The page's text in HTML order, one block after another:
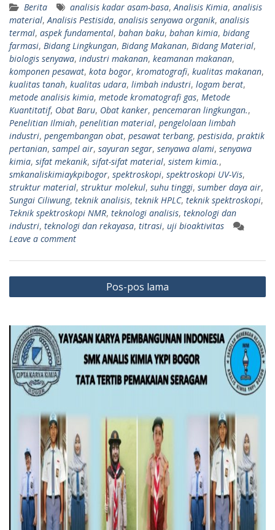
Berita analisis kadar asam-basa, Analisis Kimia, analisis
material, Analisis Pestisida, analisis senyawa organik, analisis
termal, aspek fundamental, bahan baku, bahan kimia, bidang
farmasi, Bidang Lingkungan, Bidang Makanan, Bidang Material,
biologis senyawa, industri makanan, keamanan makanan,
komponen pesawat, kota bogor, kromatografi, kualitas makanan,
kualitas tanah, kualitas udara, limbah industri, logam berat,
metode analisis kimia, metode kromatografi gas, Metode
Kuantitatif, Obat Baru, Obat kanker, pencemaran lingkungan.,
Penelitian Ilmiah, penelitian material, pengelolaan limbah
industri, pengembangan obat, pesawat terbang, pestisida, praktik
pertanian, sampel air, sayuran segar, senyawa alami, senyawa
kimia, sifat mekanik, sifat-sifat material, sistem kimia.,
smkanaliskimiaykpibogor, spektroskopi, spektroskopi UV-Vis,
struktur material, struktur molekul, suhu tinggi, sumber daya air,
Sungai Ciliwung, teknik analisis, teknik HPLC, teknik spektroskopi,
Teknik spektroskopi NMR, teknologi analisis, teknologi dan
industri, teknologi dan rekayasa, titrasi, uji bioaktivitas
Leave a comment
Navigasi
pos
Pos-pos lama